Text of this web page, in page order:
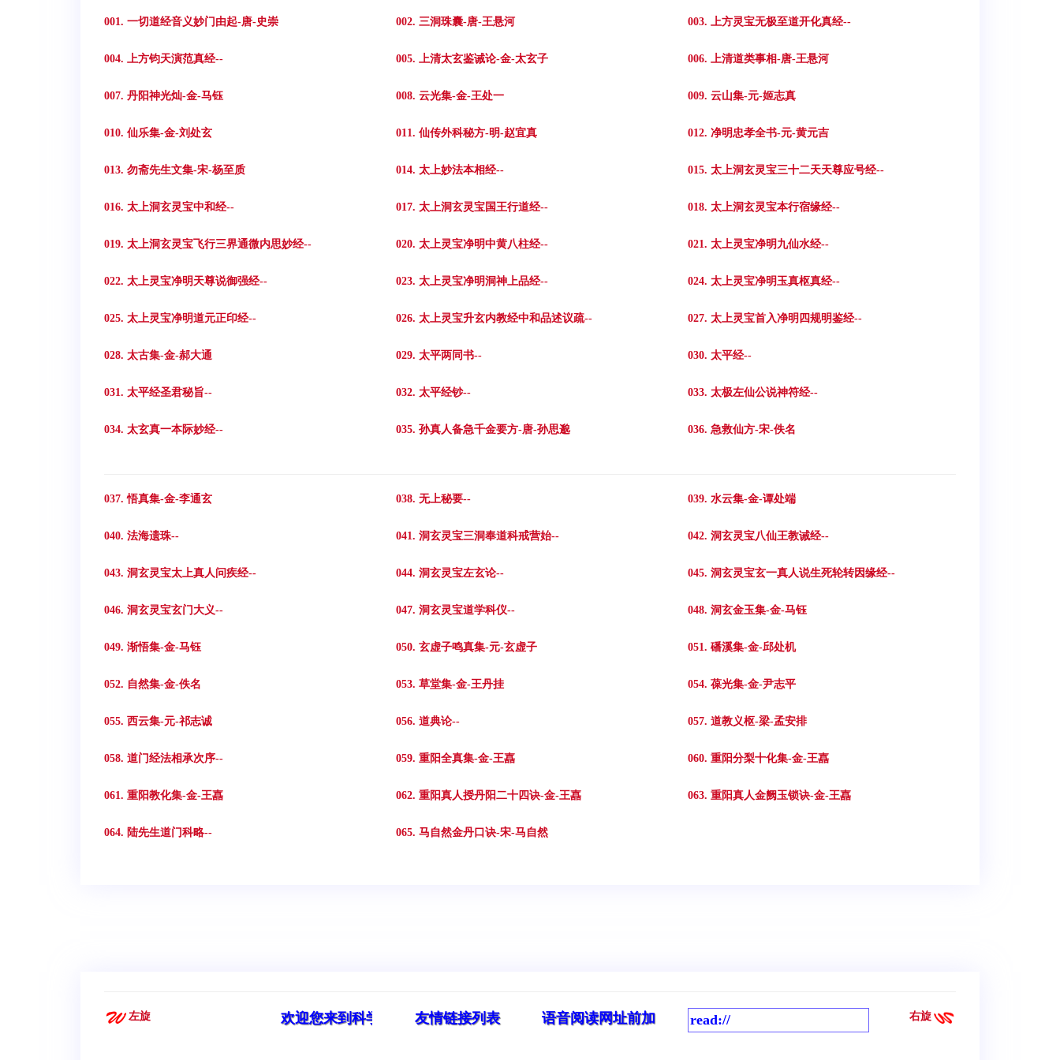
001. 一切道经音义妙门由起-唐-史崇 002. 三洞珠囊-唐-王悬河 003. 上方灵宝无极至道开化真经--
004. 上方钧天演范真经-- 005. 上清太玄鉴诫论-金-太玄子 006. 上清道类事相-唐-王悬河
007. 丹阳神光灿-金-马钰 008. 云光集-金-王处一 009. 云山集-元-姬志真
010. 仙乐集-金-刘处玄 011. 仙传外科秘方-明-赵宜真 012. 净明忠孝全书-元-黄元吉
013. 勿斋先生文集-宋-杨至质 014. 太上妙法本相经-- 015. 太上洞玄灵宝三十二天天尊应号经--
016. 太上洞玄灵宝中和经-- 017. 太上洞玄灵宝国王行道经-- 018. 太上洞玄灵宝本行宿缘经--
019. 太上洞玄灵宝飞行三界通微内思妙经-- 020. 太上灵宝净明中黄八柱经-- 021. 太上灵宝净明九仙水经--
022. 太上灵宝净明天尊说御强经-- 023. 太上灵宝净明洞神上品经-- 024. 太上灵宝净明玉真枢真经--
025. 太上灵宝净明道元正印经-- 026. 太上灵宝升玄内教经中和品述议疏-- 027. 太上灵宝首入净明四规明鉴经--
028. 太古集-金-郝大通 029. 太平两同书-- 030. 太平经--
031. 太平经圣君秘旨-- 032. 太平经钞-- 033. 太极左仙公说神符经--
034. 太玄真一本际妙经-- 035. 孙真人备急千金要方-唐-孙思邈 036. 急救仙方-宋-佚名
037. 悟真集-金-李通玄 038. 无上秘要-- 039. 水云集-金-谭处端
040. 法海遗珠-- 041. 洞玄灵宝三洞奉道科戒营始-- 042. 洞玄灵宝八仙王教诫经--
043. 洞玄灵宝太上真人问疾经-- 044. 洞玄灵宝左玄论-- 045. 洞玄灵宝玄一真人说生死轮转因缘经--
046. 洞玄灵宝玄门大义-- 047. 洞玄灵宝道学科仪-- 048. 洞玄金玉集-金-马钰
049. 渐悟集-金-马钰 050. 玄虚子鸣真集-元-玄虚子 051. 磻溪集-金-邱处机
052. 自然集-金-佚名 053. 草堂集-金-王丹挂 054. 葆光集-金-尹志平
055. 西云集-元-祁志诚 056. 道典论-- 057. 道教义枢-梁-孟安排
058. 道门经法相承次序-- 059. 重阳全真集-金-王嚞 060. 重阳分梨十化集-金-王嚞
061. 重阳教化集-金-王嚞 062. 重阳真人授丹阳二十四诀-金-王嚞 063. 重阳真人金阙玉锁诀-金-王嚞
064. 陆先生道门科略-- 065. 马自然金丹口诀-宋-马自然
左旋 欢迎您来到科学与文明网站!友情链接列表 语音阅读网址前加 右旋